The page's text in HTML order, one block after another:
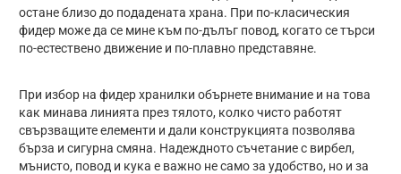
остане близо до подадената храна. При по-класическия
фидер може да се мине към по-дълъг повод, когато се търси
по-естествено движение и по-плавно представяне.
При избор на фидер хранилки обърнете внимание и на това
как минава линията през тялото, колко чисто работят
свързващите елементи и дали конструкцията позволява
бърза и сигурна смяна. Надеждното съчетание с вирбел,
мънисто, повод и кука е важно не само за удобство, но и за